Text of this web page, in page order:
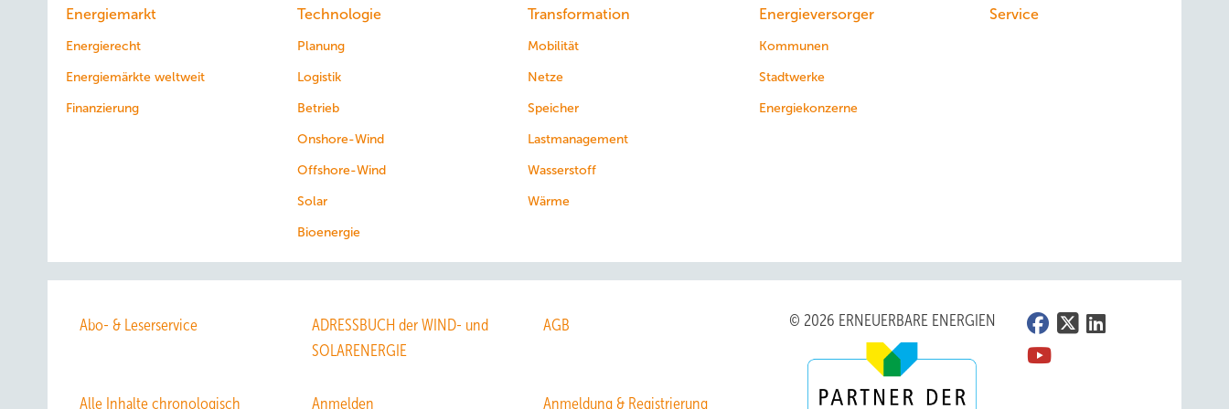
Energiemarkt
Energierecht
Energiemärkte weltweit
Finanzierung
Technologie
Planung
Logistik
Betrieb
Onshore-Wind
Offshore-Wind
Solar
Bioenergie
Transformation
Mobilität
Netze
Speicher
Lastmanagement
Wasserstoff
Wärme
Energieversorger
Kommunen
Stadtwerke
Energiekonzerne
Service
Abo- & Leserservice
ADRESSBUCH der WIND- und
SOLARENERGIE
AGB
Alle Inhalte chronologisch Anmelden Anmeldung & Registrierung
© 2026 ERNEUERBARE ENERGIEN